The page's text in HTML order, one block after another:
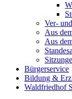
Ver-
Aus
Aus
Bürgerservice
Bildung &
Waldfriedhof